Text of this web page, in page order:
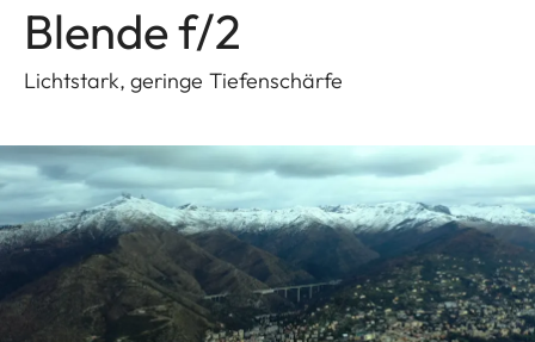
Blende f/2
Lichtstark, geringe Tiefenschärfe